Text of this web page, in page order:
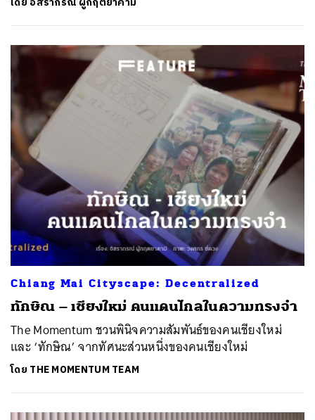
Chiang Mai Cityscape: Decentralized
ทักษิณ – เชียงใหม่ คนแดนไกลในความทรงจำ
The Momentum ชวนพินิจความสัมพันธ์ของคนเชียงใหม่
และ ‘ทักษิณ’ จากทัศนะส่วนหนึ่งของคนเชียงใหม่
โดย THE MOMENTUM TEAM